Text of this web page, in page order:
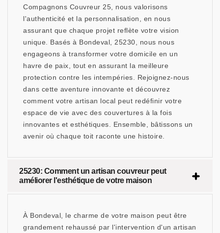
Compagnons Couvreur 25, nous valorisons
l'authenticité et la personnalisation, en nous
assurant que chaque projet reflète votre vision
unique. Basés à Bondeval, 25230, nous nous
engageons à transformer votre domicile en un
havre de paix, tout en assurant la meilleure
protection contre les intempéries. Rejoignez-nous
dans cette aventure innovante et découvrez
comment votre artisan local peut redéfinir votre
espace de vie avec des couvertures à la fois
innovantes et esthétiques. Ensemble, bâtissons un
avenir où chaque toit raconte une histoire.
25230: Comment un artisan couvreur peut
améliorer l'esthétique de votre maison
À Bondeval, le charme de votre maison peut être
grandement rehaussé par l'intervention d'un artisan